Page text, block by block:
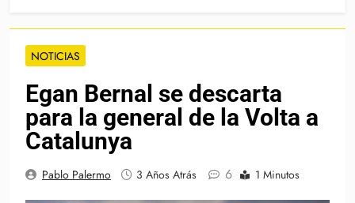
NOTICIAS
Egan Bernal se descarta
para la general de la Volta a
Catalunya
Pablo Palermo 3 Años Atrás 6 1 Minutos